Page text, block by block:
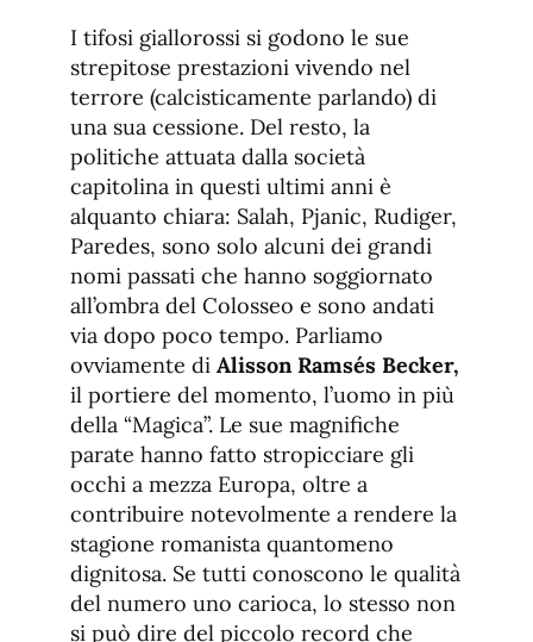
de
fuente
de
fuente.
I tifosi giallorossi si godono le sue
strepitose prestazioni vivendo nel
terrore (calcisticamente parlando) di
una sua cessione. Del resto, la
politiche attuata dalla società
capitolina in questi ultimi anni è
alquanto chiara: Salah, Pjanic, Rudiger,
Paredes, sono solo alcuni dei grandi
nomi passati che hanno soggiornato
all’ombra del Colosseo e sono andati
via dopo poco tempo. Parliamo
ovviamente di Alisson Ramsés Becker,
il portiere del momento, l’uomo in più
della “Magica”. Le sue magnifiche
parate hanno fatto stropicciare gli
occhi a mezza Europa, oltre a
contribuire notevolmente a rendere la
stagione romanista quantomeno
dignitosa. Se tutti conoscono le qualità
del numero uno carioca, lo stesso non
si può dire del piccolo record che